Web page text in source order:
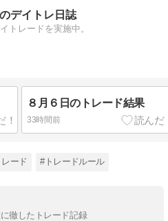
デイトレ日誌
トレードを実施中。
８月６日のトレード結果
33時間前
ード #トレードルール
徹したトレード記録